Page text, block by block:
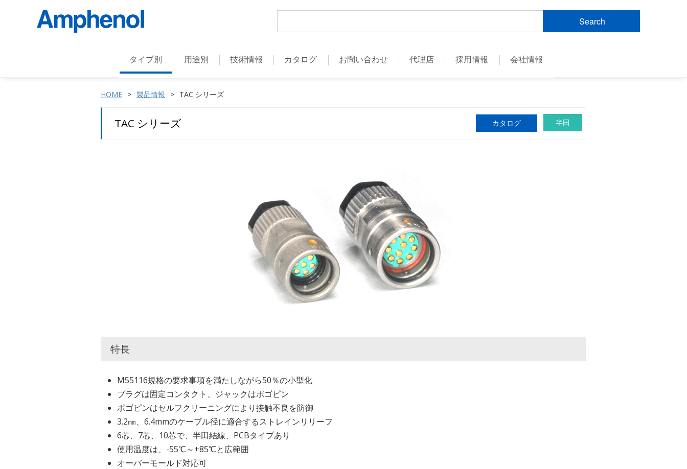
Search
タイプ別 用途別 技術情報 カタログ お問い合わせ 代理店 採用情報 会社情報
HOME 製品情報 TAC シリーズ
TAC シリーズ カタログ 半田
特長
M55116規格の要求事項を満たしながら50％の小型化
プラグは固定コンタクト、ジャックはポゴピン
ポゴピンはセルフクリーニングにより接触不良を防御
3.2㎜、6.4mmのケーブル径に適合するストレインリリーフ
6芯、7芯、10芯で、半田結線、PCBタイプあり
使用温度は、-55℃～+85℃と広範囲
オーバーモールド対応可